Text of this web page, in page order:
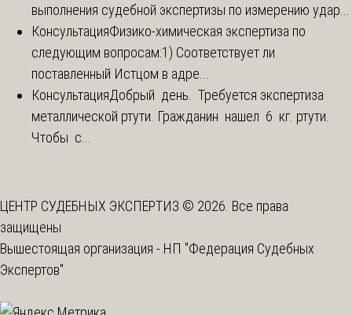
выполнения судебной экспертизы по измерению удар...
КонсультацияФизико-химическая экспертиза по
следующим вопросам:1) Соответствует ли
поставленный Истцом в адре...
КонсультацияДобрый день. Требуется экспертиза
металлической ртути. Гражданин нашел 6 кг. ртути.
Чтобы с...
ЦЕНТР СУДЕБНЫХ ЭКСПЕРТИЗ © 2026. Все права
защищены
Вышестоящая организация - НП "Федерация Судебных
Экспертов"